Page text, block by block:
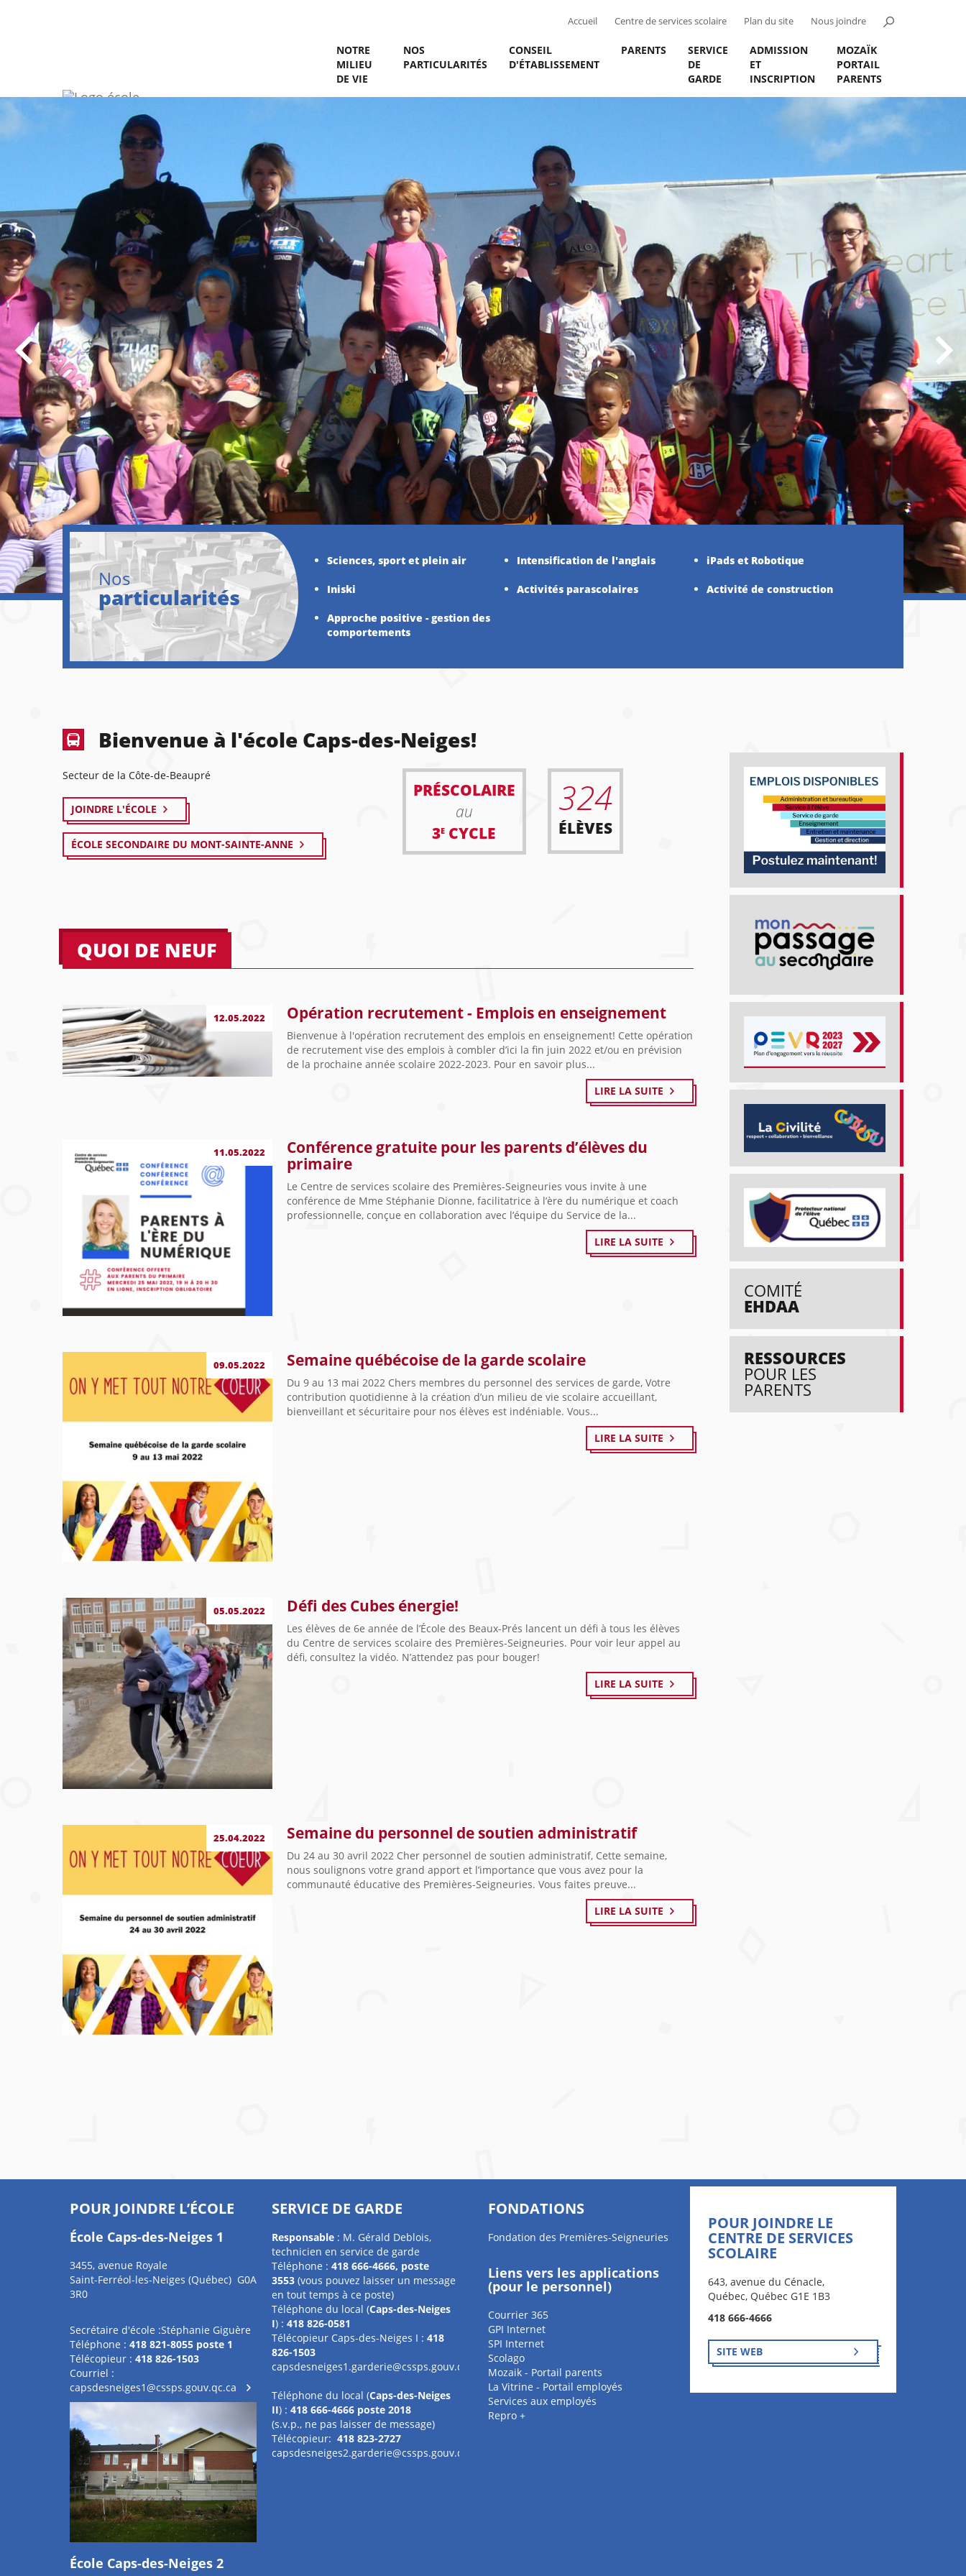
Accueil Centre de services scolaire Plan du site Nous joindre
NOTRE
MILIEU
DE VIE
NOS
PARTICULARITÉS
CONSEIL
D'ÉTABLISSEMENT
PARENTS
SERVICE
DE
GARDE
ADMISSION
ET
INSCRIPTION
MOZAÏK
PORTAIL
PARENTS
ÉCOLE CAPS-DES-NEIGES
Ici, nous sommes près de la nature!
Nos
particularités
Sciences, sport et plein air Intensification de l'anglais iPads et Robotique
Iniski Activités parascolaires Activité de construction
Approche positive - gestion des
comportements
Bienvenue à l'école Caps-des-Neiges!
Secteur de la Côte-de-Beaupré
JOINDRE L'ÉCOLE
ÉCOLE SECONDAIRE DU MONT-SAINTE-ANNE
324
ÉLÈVES
PRÉSCOLAIRE
au
3E CYCLE
COMITÉ
EHDAA
RESSOURCES
POUR LES
PARENTS
QUOI DE NEUF
12.05.2022 Opération recrutement - Emplois en enseignement
Bienvenue à l'opération recrutement des emplois en enseignement! Cette opération
de recrutement vise des emplois à combler d’ici la fin juin 2022 et/ou en prévision
de la prochaine année scolaire 2022-2023. Pour en savoir plus...
LIRE LA SUITE
11.05.2022
Conférence gratuite pour les parents d’élèves du
primaire
Le Centre de services scolaire des Premières-Seigneuries vous invite à une
conférence de Mme Stéphanie Dionne, facilitatrice à l’ère du numérique et coach
professionnelle, conçue en collaboration avec l’équipe du Service de la...
LIRE LA SUITE
09.05.2022 Semaine québécoise de la garde scolaire
Du 9 au 13 mai 2022 Chers membres du personnel des services de garde, Votre
contribution quotidienne à la création d’un milieu de vie scolaire accueillant,
bienveillant et sécuritaire pour nos élèves est indéniable. Vous...
LIRE LA SUITE
05.05.2022 Défi des Cubes énergie!
Les élèves de 6e année de l’École des Beaux-Prés lancent un défi à tous les élèves
du Centre de services scolaire des Premières-Seigneuries. Pour voir leur appel au
défi, consultez la vidéo. N’attendez pas pour bouger!
LIRE LA SUITE
25.04.2022 Semaine du personnel de soutien administratif
Du 24 au 30 avril 2022 Cher personnel de soutien administratif, Cette semaine,
nous soulignons votre grand apport et l’importance que vous avez pour la
communauté éducative des Premières-Seigneuries. Vous faites preuve...
LIRE LA SUITE
POUR JOINDRE L’ÉCOLE
École Caps-des-Neiges 1
3455, avenue Royale
Saint-Ferréol-les-Neiges (Québec) G0A
3R0
Secrétaire d'école :Stéphanie Giguère
Téléphone : 418 821-8055 poste 1
Télécopieur : 418 826-1503
Courriel :
capsdesneiges1@cssps.gouv.qc.ca
École Caps-des-Neiges 2
SERVICE DE GARDE
Responsable : M. Gérald Deblois,
technicien en service de garde
Téléphone : 418 666-4666, poste
3553(vous pouvez laisser un message
en tout temps à ce poste)
Téléphone du local (Caps-des-Neiges
I) : 418 826-0581
Télécopieur Caps-des-Neiges I : 418
826-1503
capsdesneiges1.garderie@cssps.gouv.qc.ca
Téléphone du local (Caps-des-Neiges
II) : 418 666-4666 poste 2018
(s.v.p., ne pas laisser de message)
Télécopieur: 418 823-2727
capsdesneiges2.garderie@cssps.gouv.qc.ca
FONDATIONS
Fondation des Premières-Seigneuries
Liens vers les applications
(pour le personnel)
Courrier 365
GPI Internet
SPI Internet
Scolago
Mozaik - Portail parents
La Vitrine - Portail employés
Services aux employés
Repro +
POUR JOINDRE LE
CENTRE DE SERVICES
SCOLAIRE
643, avenue du Cénacle,
Québec, Québec G1E 1B3
418 666-4666
SITE WEB